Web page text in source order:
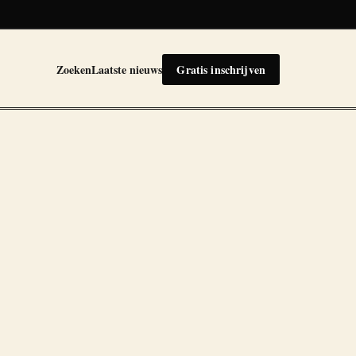
ZoekenLaatste nieuws Gratis inschrijven